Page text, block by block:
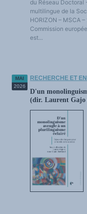
LES FONDAMENTAUX
Les acteurs du plurilinguisme
Langues et géopolitique -
Multilinguismes et
Politiques et droits linguistiques
Dynamique des langues
Terminologie
Textes de référence
DOSSIERS THÉMATIQUES
Education et recherche
Culture et industries culturelles
Economique et social
Accès au dictionnaire des
Accéder à la plateforme pour la
Accès à la banque de données
Accéder au site de l'OPA
ACTUALITÉS/EVENEMENTS
Manifestations
Les victoires du plurilinguisme
Chroniques et humeurs
Courrier des lecteurs
Morceaux choisis
du Réseau
multilingue de la
HORIZON – MSCA
Commission
est...
MAI
2026
RECHERCHE ET
D'un
(dir. Laurent Gajo